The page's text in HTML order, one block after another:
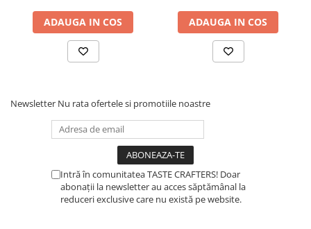
Termometru
Cutite de macinare
Pahare termoizolante
Traiste
ADAUGA IN COS ADAUGA IN COS
Newsletter Nu rata ofertele si promotiile noastre
Intră în comunitatea TASTE CRAFTERS! Doar
abonații la newsletter au acces săptămânal la
reduceri exclusive care nu există pe website.